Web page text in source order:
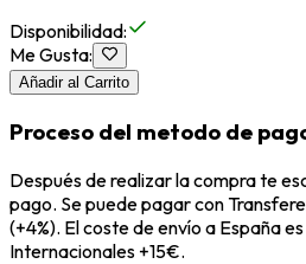
Disponibilidad:
Me Gusta:
Añadir al Carrito
Proceso del metodo de
Después de realizar la compra te
pago. Se puede pagar con
(+4%). El coste de envío a España
Internacionales +15€.